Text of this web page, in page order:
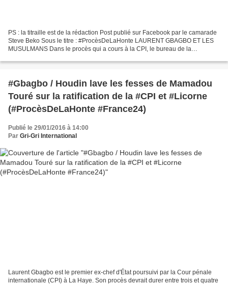
PS : la titraille est de la rédaction Post publié sur Facebook par le camarade
Steve Beko Sous le titre : #‎ProcèsDeLaHonte‬ LAURENT GBAGBO ET LES
MUSULMANS Dans le procès qui a cours à la CPI, le bureau de la
#Gbagbo / Houdin lave les fesses de Mamadou
Touré sur la ratification de la #CPI et #Licorne
(#ProcèsDeLaHonte #France24)
Publié le 29/01/2016 à 14:00
Par Gri-Gri International
Laurent Gbagbo est le premier ex-chef d'État poursuivi par la Cour pénale
internationale (CPI) à La Haye. Son procès devrait durer entre trois et quatre